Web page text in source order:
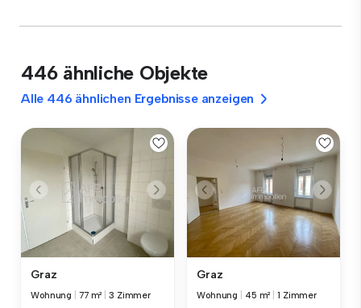
446 ähnliche Objekte
Alle 446 ähnlichen Ergebnisse anzeigen
Graz
Wohnung 77 m² |3 Zimmer
Graz
Wohnung 45 m² |1 Zimmer